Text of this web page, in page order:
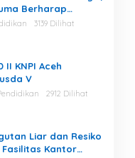
Berharap
3139 Dilihat
II KNPI Aceh
V
2912 Dilihat
Liar dan Resiko
Kantor